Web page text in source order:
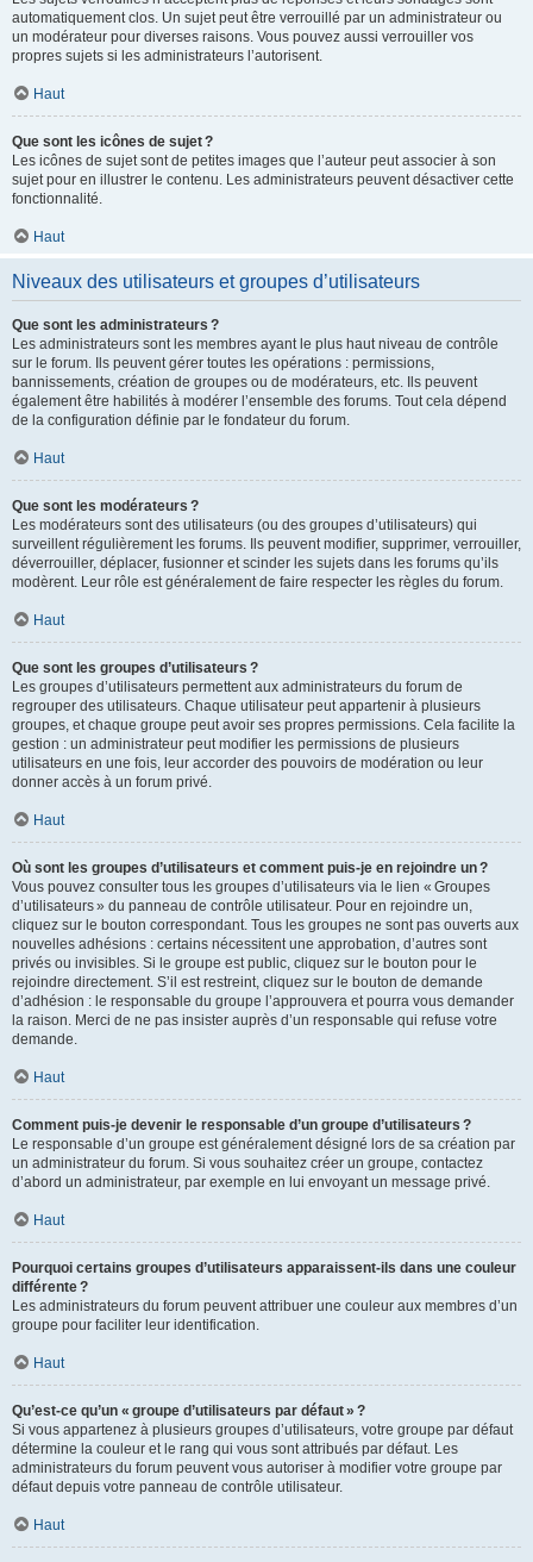
automatiquement clos. Un sujet peut être verrouillé par un administrateur ou
un modérateur pour diverses raisons. Vous pouvez aussi verrouiller vos
propres sujets si les administrateurs l’autorisent.
Haut
Que sont les icônes de sujet ?
Les icônes de sujet sont de petites images que l’auteur peut associer à son
sujet pour en illustrer le contenu. Les administrateurs peuvent désactiver cette
fonctionnalité.
Haut
Niveaux des utilisateurs et groupes d’utilisateurs
Que sont les administrateurs ?
Les administrateurs sont les membres ayant le plus haut niveau de contrôle
sur le forum. Ils peuvent gérer toutes les opérations : permissions,
bannissements, création de groupes ou de modérateurs, etc. Ils peuvent
également être habilités à modérer l’ensemble des forums. Tout cela dépend
de la configuration définie par le fondateur du forum.
Haut
Que sont les modérateurs ?
Les modérateurs sont des utilisateurs (ou des groupes d’utilisateurs) qui
surveillent régulièrement les forums. Ils peuvent modifier, supprimer, verrouiller,
déverrouiller, déplacer, fusionner et scinder les sujets dans les forums qu’ils
modèrent. Leur rôle est généralement de faire respecter les règles du forum.
Haut
Que sont les groupes d’utilisateurs ?
Les groupes d’utilisateurs permettent aux administrateurs du forum de
regrouper des utilisateurs. Chaque utilisateur peut appartenir à plusieurs
groupes, et chaque groupe peut avoir ses propres permissions. Cela facilite la
gestion : un administrateur peut modifier les permissions de plusieurs
utilisateurs en une fois, leur accorder des pouvoirs de modération ou leur
donner accès à un forum privé.
Haut
Où sont les groupes d’utilisateurs et comment puis-je en rejoindre un ?
Vous pouvez consulter tous les groupes d’utilisateurs via le lien « Groupes
d’utilisateurs » du panneau de contrôle utilisateur. Pour en rejoindre un,
cliquez sur le bouton correspondant. Tous les groupes ne sont pas ouverts aux
nouvelles adhésions : certains nécessitent une approbation, d’autres sont
privés ou invisibles. Si le groupe est public, cliquez sur le bouton pour le
rejoindre directement. S’il est restreint, cliquez sur le bouton de demande
d’adhésion : le responsable du groupe l’approuvera et pourra vous demander
la raison. Merci de ne pas insister auprès d’un responsable qui refuse votre
demande.
Haut
Comment puis-je devenir le responsable d’un groupe d’utilisateurs ?
Le responsable d’un groupe est généralement désigné lors de sa création par
un administrateur du forum. Si vous souhaitez créer un groupe, contactez
d’abord un administrateur, par exemple en lui envoyant un message privé.
Haut
Pourquoi certains groupes d’utilisateurs apparaissent-ils dans une couleur
différente ?
Les administrateurs du forum peuvent attribuer une couleur aux membres d’un
groupe pour faciliter leur identification.
Haut
Qu’est-ce qu’un « groupe d’utilisateurs par défaut » ?
Si vous appartenez à plusieurs groupes d’utilisateurs, votre groupe par défaut
détermine la couleur et le rang qui vous sont attribués par défaut. Les
administrateurs du forum peuvent vous autoriser à modifier votre groupe par
défaut depuis votre panneau de contrôle utilisateur.
Haut